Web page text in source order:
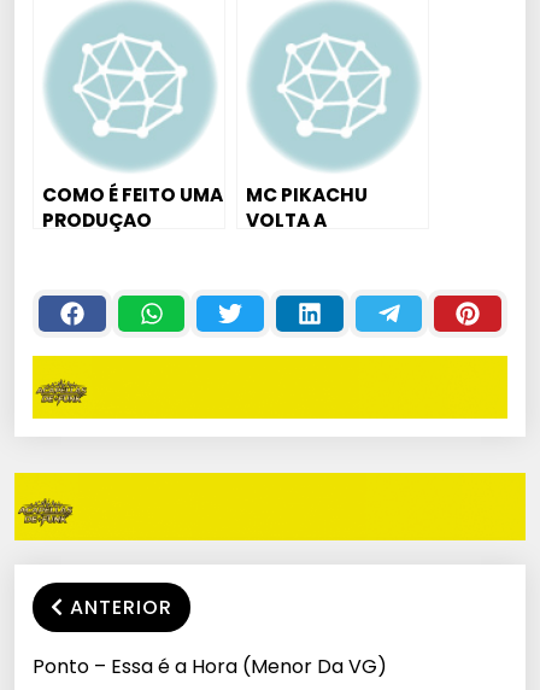
( Montagem Ao
Vivo na MPC
Studio )
começando DO
ZERO
COMO É FEITO UMA
PRODUÇAO
MC PIKACHU
VOLTA A
LANÇAR
”PASSINHO DO
ANTERIOR
Ponto – Essa é a Hora (Menor Da VG)